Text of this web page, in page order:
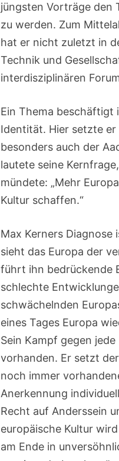
jüngsten Vorträge den
zu werden. Zum
hat er nicht zuletzt in
Technik und
interdisziplinären
Ein Thema beschäftigt
Identität. Hier setzte
besonders auch der
lautete seine
mündete: „Mehr
Kultur schaffen.“
Max Kerners
sieht das Europa der
führt ihn bedrückende
schlechte
schwächelnden
eines Tages Europa
Sein Kampf gegen
vorhanden. Er setzt
noch immer
Anerkennung
Recht auf Anderssein
europäische Kultur
am Ende in